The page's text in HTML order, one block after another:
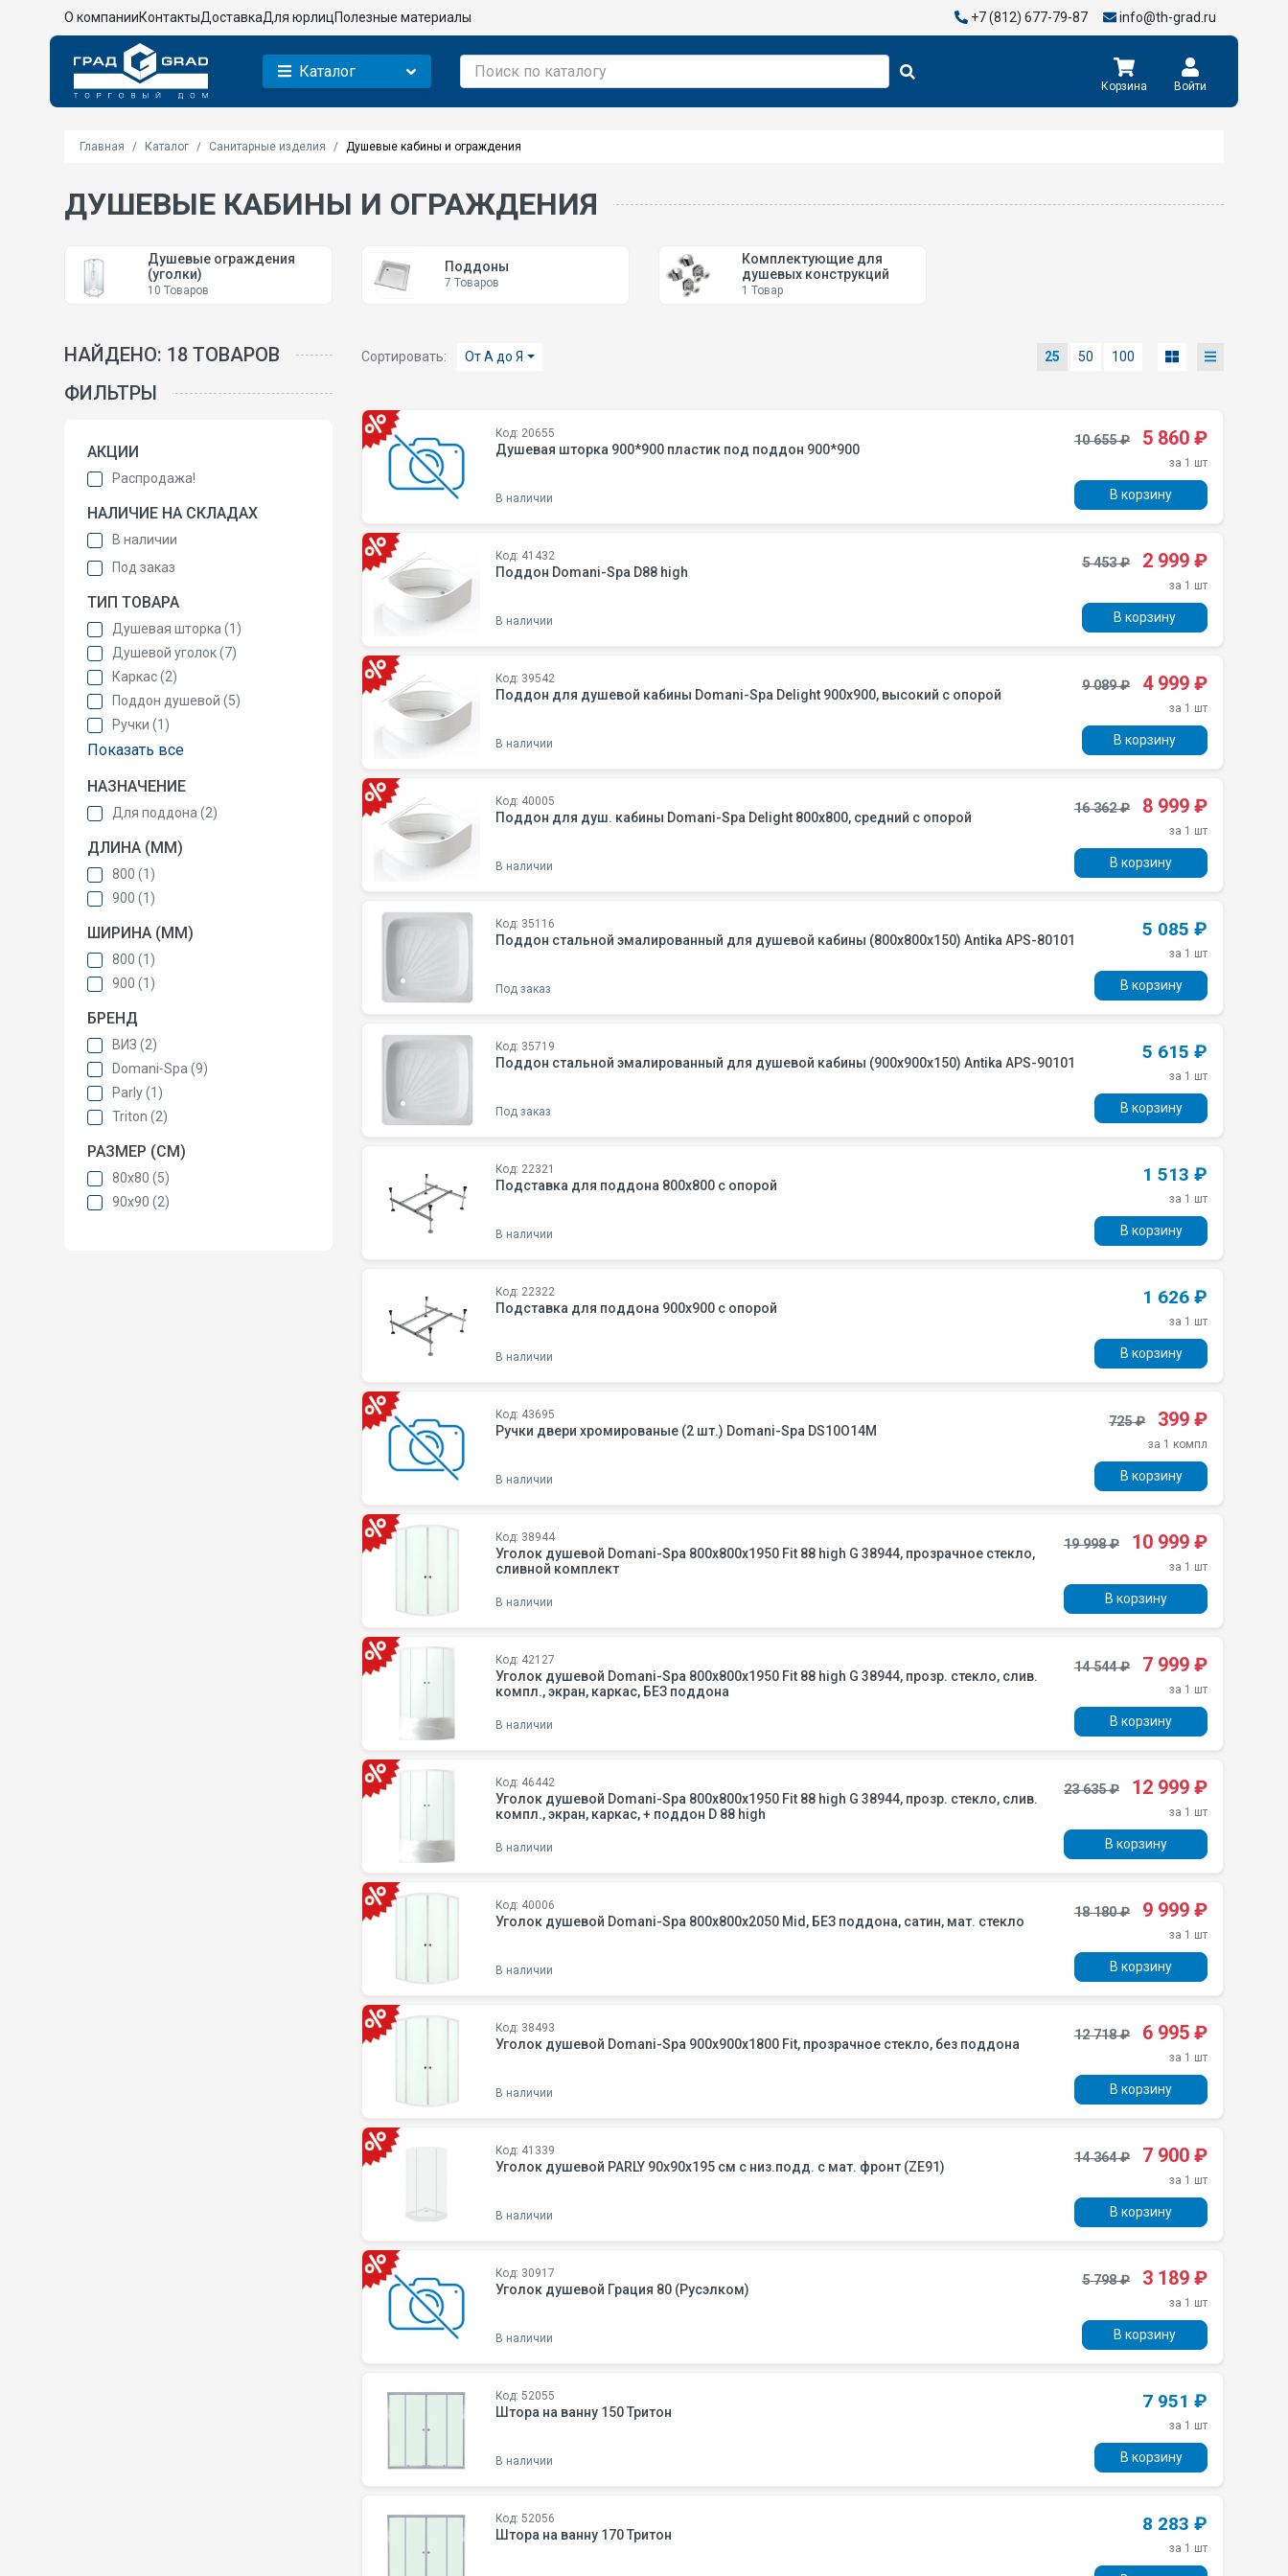
О компанииКонтактыДоставкаДля юрлицПолезные материалы +7 (812) 677-79-87 info@th-grad.ru
Каталог
Корзина Войти
Главная Каталог Санитарные изделия Душевые кабины и ограждения
ДУШЕВЫЕ КАБИНЫ И ОГРАЖДЕНИЯ
Душевые ограждения
(уголки)
10 Товаров
Поддоны
7 Товаров
Комплектующие для
душевых конструкций
1 Товар
НАЙДЕНО: 18 ТОВАРОВ
ФИЛЬТРЫ
АКЦИИ
Распродажа!
НАЛИЧИЕ НА СКЛАДАХ
В наличии
Под заказ
ТИП ТОВАРА
Душевая шторка (1)
Душевой уголок (7)
Каркас (2)
Поддон душевой (5)
Ручки (1)
Показать все
НАЗНАЧЕНИЕ
Для поддона (2)
ДЛИНА (ММ)
800 (1)
900 (1)
ШИРИНА (ММ)
800 (1)
900 (1)
БРЕНД
ВИЗ (2)
Domani-Spa (9)
Parly (1)
Triton (2)
РАЗМЕР (СМ)
80х80 (5)
90х90 (2)
Сортировать: От А до Я 25 50 100
Код: 20655
Душевая шторка 900*900 пластик под поддон 900*900
В наличии
10 655 ₽ 5 860 ₽
за 1 шт
В корзину
Код: 41432
Поддон Domani-Spa D88 high
В наличии
5 453 ₽ 2 999 ₽
за 1 шт
В корзину
Код: 39542
Поддон для душевой кабины Domani-Spa Delight 900x900, высокий с опорой
В наличии
9 089 ₽ 4 999 ₽
за 1 шт
В корзину
Код: 40005
Поддон для душ. кабины Domani-Spa Delight 800x800, средний с опорой
В наличии
16 362 ₽ 8 999 ₽
за 1 шт
В корзину
Код: 35116
Поддон стальной эмалированный для душевой кабины (800х800х150) Antika APS-80101
Под заказ
5 085 ₽
за 1 шт
В корзину
Код: 35719
Поддон стальной эмалированный для душевой кабины (900х900х150) Antika APS-90101
Под заказ
5 615 ₽
за 1 шт
В корзину
Код: 22321
Подставка для поддона 800х800 с опорой
В наличии
1 513 ₽
за 1 шт
В корзину
Код: 22322
Подставка для поддона 900х900 с опорой
В наличии
1 626 ₽
за 1 шт
В корзину
Код: 43695
Ручки двери хромированые (2 шт.) Domani-Spa DS10O14M
В наличии
725 ₽ 399 ₽
за 1 компл
В корзину
Код: 38944
Уголок душевой Domani-Spa 800х800х1950 Fit 88 high G 38944, прозрачное стекло,
сливной комплект
В наличии
19 998 ₽ 10 999 ₽
за 1 шт
В корзину
Код: 42127
Уголок душевой Domani-Spa 800х800х1950 Fit 88 high G 38944, прозр. стекло, слив.
компл., экран, каркас, БЕЗ поддона
В наличии
14 544 ₽ 7 999 ₽
за 1 шт
В корзину
Код: 46442
Уголок душевой Domani-Spa 800х800х1950 Fit 88 high G 38944, прозр. стекло, слив.
компл., экран, каркас, + поддон D 88 high
В наличии
23 635 ₽ 12 999 ₽
за 1 шт
В корзину
Код: 40006
Уголок душевой Domani-Spa 800х800х2050 Mid, БЕЗ поддона, сатин, мат. стекло
В наличии
18 180 ₽ 9 999 ₽
за 1 шт
В корзину
Код: 38493
Уголок душевой Domani-Spa 900х900х1800 Fit, прозрачное стекло, без поддона
В наличии
12 718 ₽ 6 995 ₽
за 1 шт
В корзину
Код: 41339
Уголок душевой PARLY 90х90x195 см с низ.подд. с мат. фронт (ZE91)
В наличии
14 364 ₽ 7 900 ₽
за 1 шт
В корзину
Код: 30917
Уголок душевой Грация 80 (Русэлком)
В наличии
5 798 ₽ 3 189 ₽
за 1 шт
В корзину
Код: 52055
Штора на ванну 150 Тритон
В наличии
7 951 ₽
за 1 шт
В корзину
Код: 52056
Штора на ванну 170 Тритон 8 283 ₽
за 1 шт